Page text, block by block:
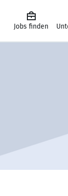
Jobs finden